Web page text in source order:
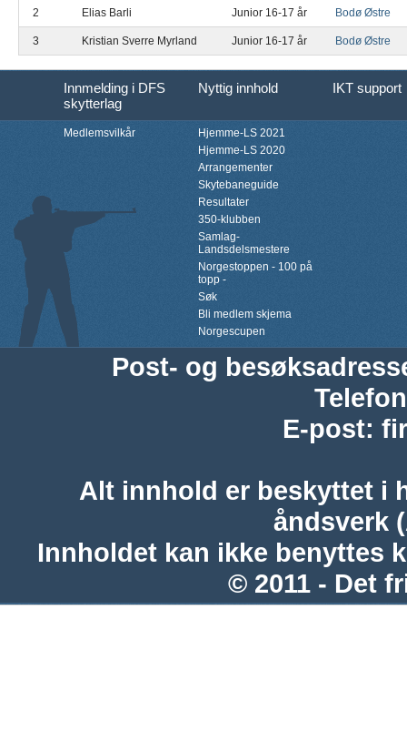
2 Elias Barli Junior 16-17 år Bodø Østre
3 Kristian Sverre Myrland Junior 16-17 år Bodø Østre
Innmelding i DFS
skytterlag
Nyttig innhold IKT support
Medlemsvilkår
Hjemme-LS 2021
Hjemme-LS 2020
Arrangementer
Skytebaneguide
Resultater
350-klubben
Samlag-
Landsdelsmestere
Norgestoppen - 100 på
topp -
Søk
Bli medlem skjema
Norgescupen
Post- og
Telefon
E-post:
Alt innhold er beskyttet i
åndsverk
Innholdet kan ikke benyttes
© 2011 - Det